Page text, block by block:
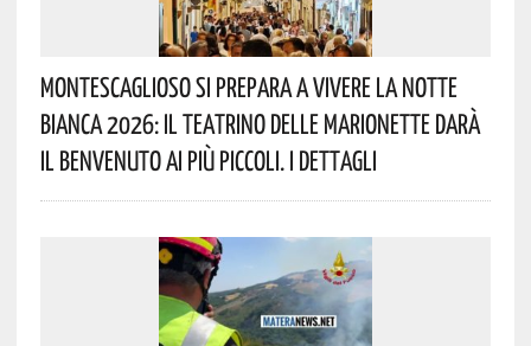
Montescaglioso Si Prepara A Vivere La Notte
Bianca 2026: Il Teatrino Delle Marionette Darà
Il Benvenuto Ai Più Piccoli. I Dettagli